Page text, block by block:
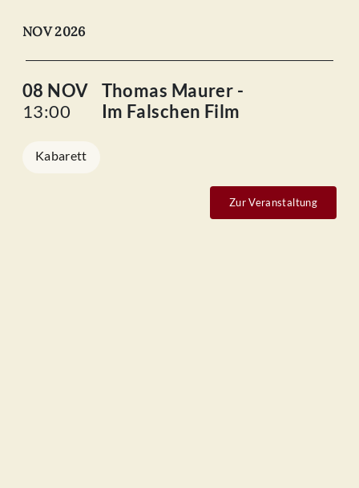
NOV 2026
08 NOV
13:00
Thomas Maurer -
Im Falschen Film
Kabarett
Zur Veranstaltung